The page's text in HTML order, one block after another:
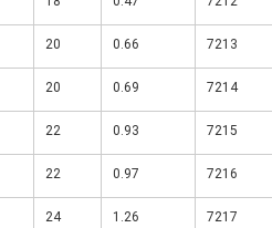
20 0.66 7213
20 0.69 7214
22 0.93 7215
22 0.97 7216
24 1.26 7217